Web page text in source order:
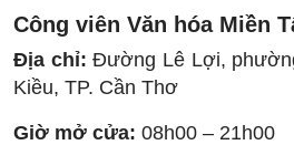
Công viên Văn hóa Miền
Địa chỉ: Đường Lê Lợi,
Kiều, TP. Cần Thơ
Giờ mở cửa: 08h00 – 21h00